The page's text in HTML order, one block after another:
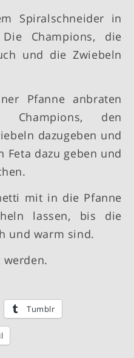
Spiralschneider in
Champions, die
und die Zwiebeln
Pfanne anbraten
den
dazugeben und
Feta dazu geben und
mit in die Pfanne
lassen, bis die
und warm sind.
werden.
Tumblr